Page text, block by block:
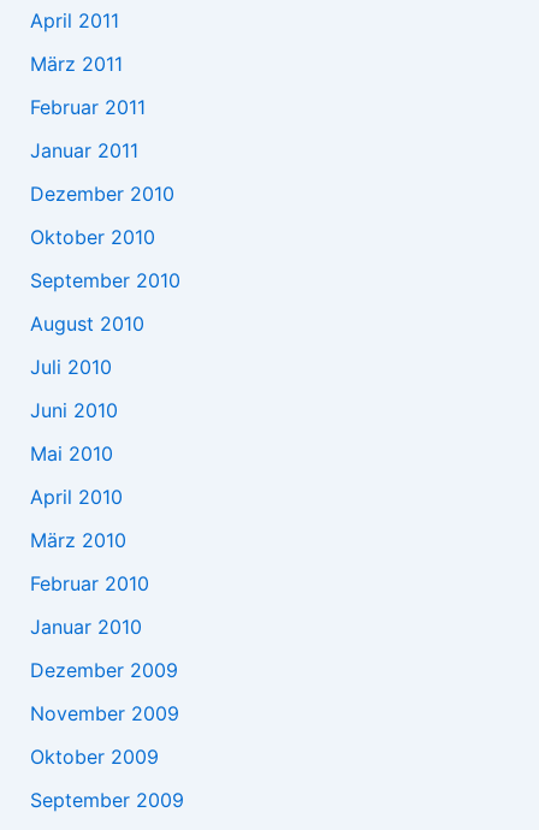
April 2011
März 2011
Februar 2011
Januar 2011
Dezember 2010
Oktober 2010
September 2010
August 2010
Juli 2010
Juni 2010
Mai 2010
April 2010
März 2010
Februar 2010
Januar 2010
Dezember 2009
November 2009
Oktober 2009
September 2009